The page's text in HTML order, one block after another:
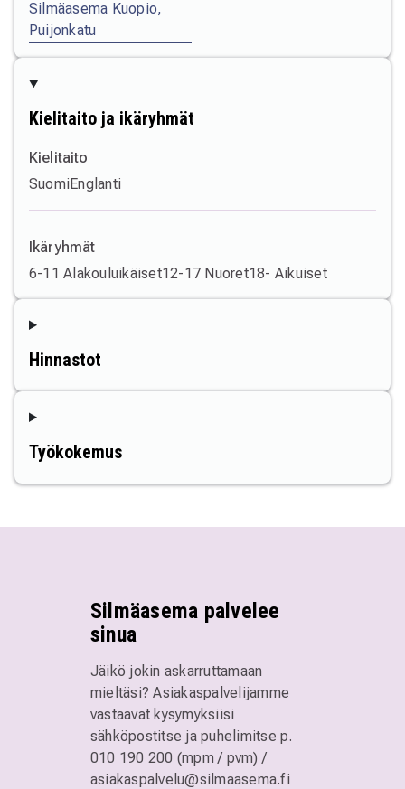
Silmäasema Kuopio,
Puijonkatu
Kielitaito ja ikäryhmät
Kielitaito
SuomiEnglanti
Ikäryhmät
6-11 Alakouluikäiset12-17 Nuoret18- Aikuiset
Hinnastot
Työkokemus
Silmäasema palvelee
sinua
Jäikö jokin askarruttamaan
mieltäsi? Asiakaspalvelijamme
vastaavat kysymyksiisi
sähköpostitse ja puhelimitsep.
010 190 200 (mpm / pvm)/
asiakaspalvelu@silmaasema.fi